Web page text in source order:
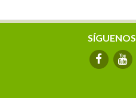
SÍGUENOS